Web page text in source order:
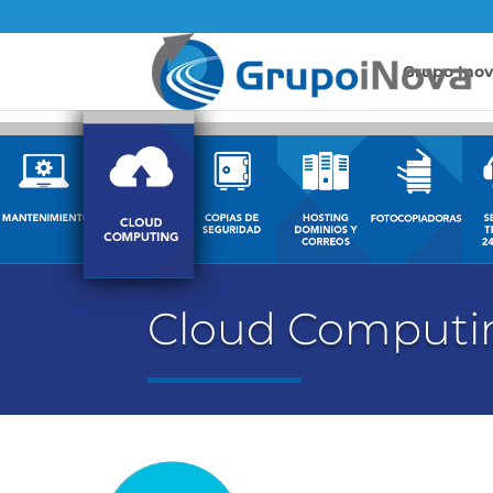
Grupo
Cloud